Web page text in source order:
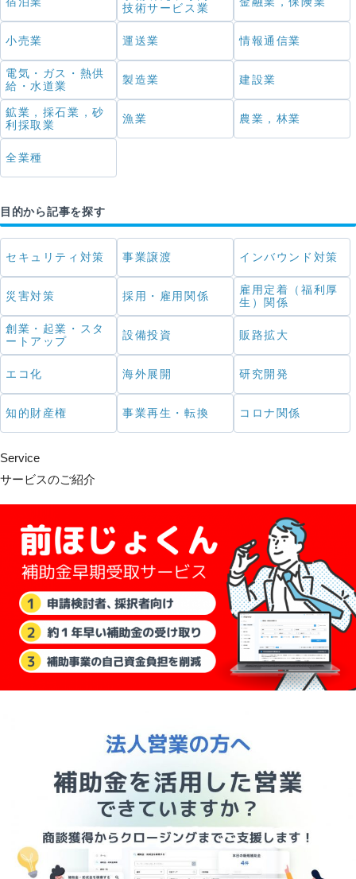
技術サービス業
小売業 運送業 情報通信業
電気・ガス・熱供
給・水道業
製造業 建設業
鉱業，採石業，砂
利採取業
漁業 農業，林業
全業種
目的から記事を探す
セキュリティ対策 事業譲渡 インバウンド対策
災害対策 採用・雇用関係
雇用定着（福利厚
生）関係
創業・起業・スタ
ートアップ
設備投資 販路拡大
エコ化 海外展開 研究開発
知的財産権 事業再生・転換 コロナ関係
Service
サービスのご紹介